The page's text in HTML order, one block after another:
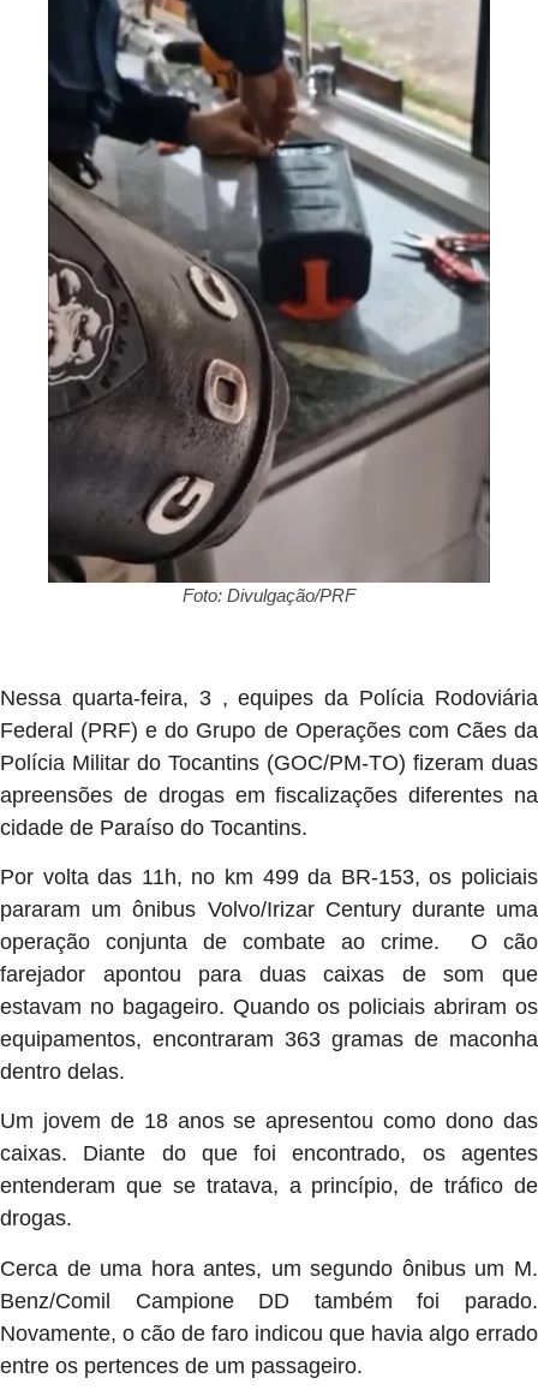
Foto: Divulgação/PRF
Nessa quarta-feira, 3 , equipes da Polícia Rodoviária
Federal (PRF) e do Grupo de Operações com Cães da
Polícia Militar do Tocantins (GOC/PM-TO) fizeram duas
apreensões de drogas em fiscalizações diferentes na
cidade de Paraíso do Tocantins.
Por volta das 11h, no km 499 da BR-153, os policiais
pararam um ônibus Volvo/Irizar Century durante uma
operação conjunta de combate ao crime. O cão
farejador apontou para duas caixas de som que
estavam no bagageiro. Quando os policiais abriram os
equipamentos, encontraram 363 gramas de maconha
dentro delas.
Um jovem de 18 anos se apresentou como dono das
caixas. Diante do que foi encontrado, os agentes
entenderam que se tratava, a princípio, de tráfico de
drogas.
Cerca de uma hora antes, um segundo ônibus um M.
Benz/Comil Campione DD também foi parado.
Novamente, o cão de faro indicou que havia algo errado
entre os pertences de um passageiro.